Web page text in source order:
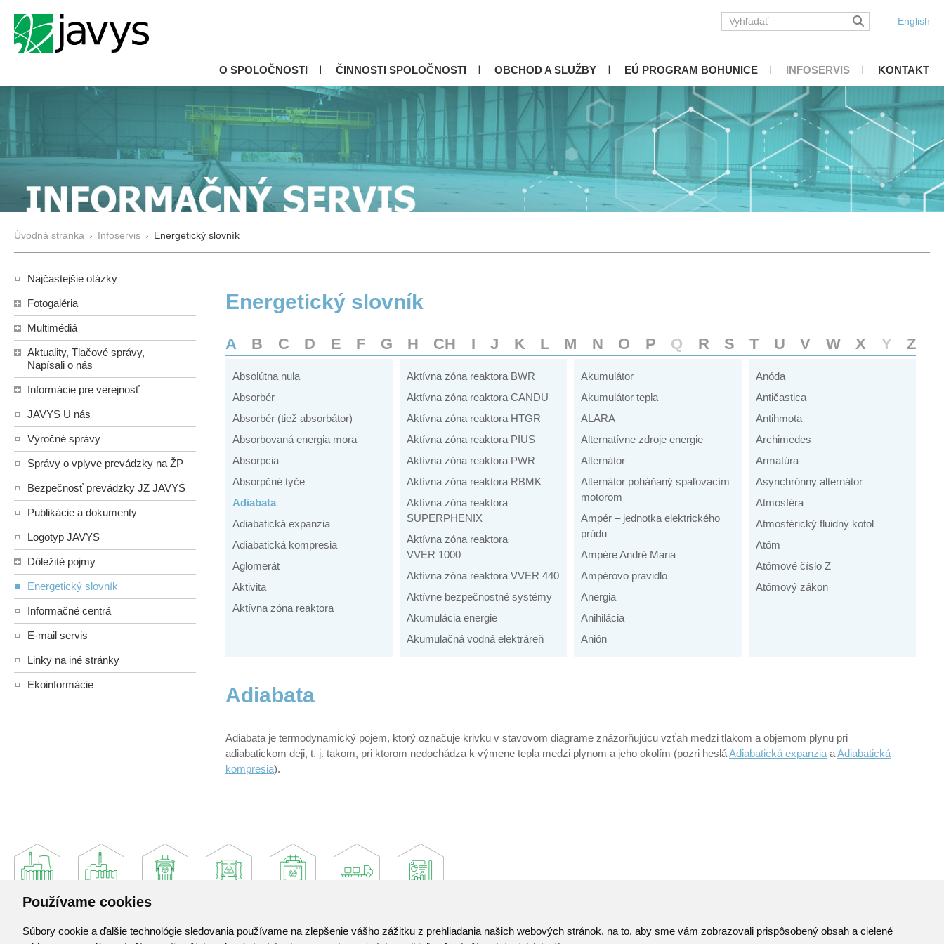
Používame cookies
Súbory cookie a ďalšie technológie sledovania používame na zlepšenie vášho zážitku z prehliadania našich webových stránok, na to, aby sme vám zobrazovali prispôsobený obsah a cielené
English
O SPOLOČNOSTI ČINNOSTI SPOLOČNOSTI OBCHOD A SLUŽBY EÚ PROGRAM BOHUNICE INFOSERVIS KONTAKT
Úvodná stránka › Infoservis › Energetický slovník
Najčastejšie otázky
Fotogaléria
Multimédiá
Aktuality, Tlačové správy,
Napísali o nás
Informácie pre verejnosť
JAVYS U nás
Výročné správy
Správy o vplyve prevádzky na ŽP
Bezpečnosť prevádzky JZ JAVYS
Publikácie a dokumenty
Logotyp JAVYS
Dôležité pojmy
Energetický slovník
Informačné centrá
E-mail servis
Linky na iné stránky
Ekoinformácie
Energetický slovník
A B C D E F G H CH I J K L M N O P Q R S T U V W X Y Z
Absolútna nula
Absorbér
Absorbér (tiež absorbátor)
Absorbovaná energia mora
Absorpcia
Absorpčné tyče
Adiabata
Adiabatická expanzia
Adiabatická kompresia
Aglomerát
Aktivita
Aktívna zóna reaktora
Aktívna zóna reaktora BWR
Aktívna zóna reaktora CANDU
Aktívna zóna reaktora HTGR
Aktívna zóna reaktora PIUS
Aktívna zóna reaktora PWR
Aktívna zóna reaktora RBMK
Aktívna zóna reaktora
SUPERPHENIX
Aktívna zóna reaktora
VVER 1000
Aktívna zóna reaktora VVER 440
Aktívne bezpečnostné systémy
Akumulácia energie
Akumulačná vodná elektráreň
Akumulátor
Akumulátor tepla
ALARA
Alternatívne zdroje energie
Alternátor
Alternátor poháňaný spaľovacím
motorom
Ampér – jednotka elektrického
prúdu
Ampére André Maria
Ampérovo pravidlo
Anergia
Anihilácia
Anión
Anóda
Antičastica
Antihmota
Archimedes
Armatúra
Asynchrónny alternátor
Atmosféra
Atmosférický fluidný kotol
Atóm
Atómové číslo Z
Atómový zákon
Adiabata
Adiabata je termodynamický pojem, ktorý označuje krivku v stavovom diagrame znázorňujúcu vzťah medzi tlakom a objemom plynu pri
adiabatickom deji, t. j. takom, pri ktorom nedochádza k výmene tepla medzi plynom a jeho okolím (pozri hesláAdiabatická expanzia aAdiabatická
kompresia).
Jadrová a vyraďovacia spoločnosť, a. s. Kontakt